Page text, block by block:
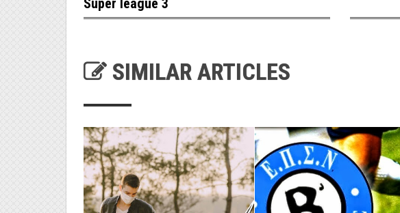
Super league 3
SIMILAR ARTICLES